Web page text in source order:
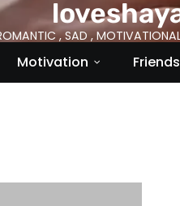
, SAD ,
Motivation